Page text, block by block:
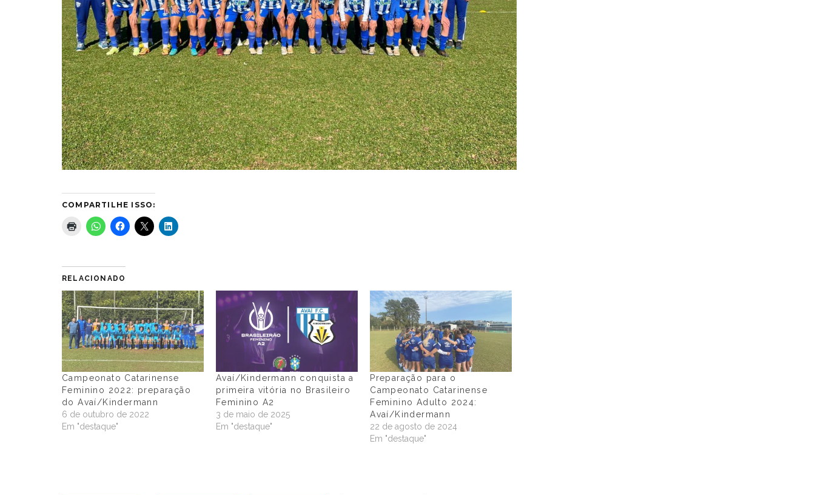
COMPARTILHE ISSO:
RELACIONADO
Campeonato Catarinense
Feminino 2022: preparação
do Avaí/Kindermann
6 de outubro de 2022
Em "destaque"
Avaí/Kindermann conquista a
primeira vitória no Brasileiro
Feminino A2
3 de maio de 2025
Em "destaque"
Preparação para o
Campeonato Catarinense
Feminino Adulto 2024:
Avaí/Kindermann
22 de agosto de 2024
Em "destaque"